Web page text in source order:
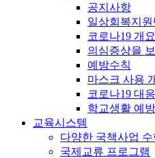
공지사항
일상회복지원
코로나19 개요
의심증상을
예방수칙
마스크 사용
코로나19 대
학교생활 예
교육시스템
다양한 국책사업 수
국제교류 프로그램